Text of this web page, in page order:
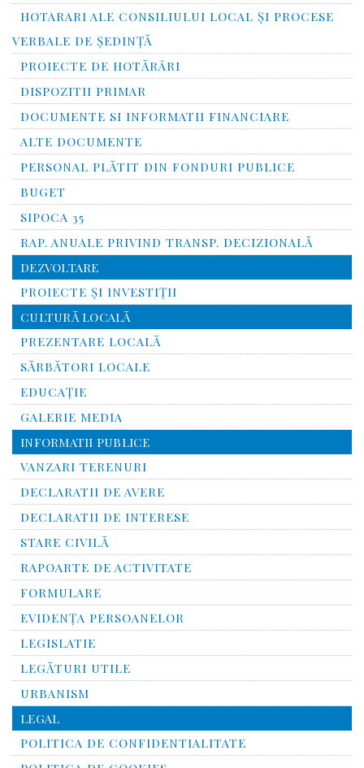
HOTARARI ALE CONSILIULUI LOCAL ȘI PROCESE
VERBALE DE ȘEDINȚĂ
PROIECTE DE HOTĂRÂRI
DISPOZITII PRIMAR
DOCUMENTE SI INFORMATII FINANCIARE
ALTE DOCUMENTE
PERSONAL PLĂTIT DIN FONDURI PUBLICE
BUGET
SIPOCA 35
RAP. ANUALE PRIVIND TRANSP. DECIZIONALĂ
DEZVOLTARE
PROIECTE ȘI INVESTIȚII
CULTURĂ LOCALĂ
PREZENTARE LOCALĂ
SĂRBĂTORI LOCALE
EDUCAȚIE
GALERIE MEDIA
INFORMATII PUBLICE
VANZARI TERENURI
DECLARATII DE AVERE
DECLARATII DE INTERESE
STARE CIVILĂ
RAPOARTE DE ACTIVITATE
FORMULARE
EVIDENȚA PERSOANELOR
LEGISLATIE
LEGĂTURI UTILE
URBANISM
LEGAL
POLITICA DE CONFIDENTIALITATE